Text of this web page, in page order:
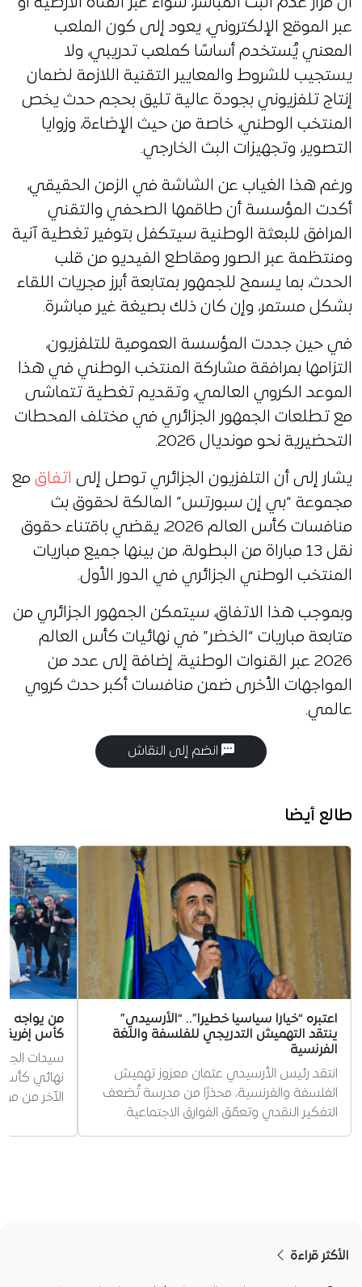
عبر الموقع الإلكتروني، يعود إلى كون الملعب
المعني يُستخدم أساسًا كملعب تدريبي، ولا
يستجيب للشروط والمعايير التقنية اللازمة لضمان
إنتاج تلفزيوني بجودة عالية تليق بحجم حدث يخص
المنتخب الوطني، خاصة من حيث الإضاءة، وزوايا
التصوير، وتجهيزات البث الخارجي.
ورغم هذا الغياب عن الشاشة في الزمن الحقيقي،
أكدت المؤسسة أن طاقمها الصحفي والتقني
المرافق للبعثة الوطنية سيتكفل بتوفير تغطية آنية
ومنتظمة عبر الصور ومقاطع الفيديو من قلب
الحدث، بما يسمح للجمهور بمتابعة أبرز مجريات اللقاء
بشكل مستمر، وإن كان ذلك بصيغة غير مباشرة.
في حين جددت المؤسسة العمومية للتلفزيون،
التزامها بمرافقة مشاركة المنتخب الوطني في هذا
الموعد الكروي العالمي، وتقديم تغطية تتماشى
مع تطلعات الجمهور الجزائري في مختلف المحطات
التحضيرية نحو مونديال 2026.
يشار إلى أن التلفزيون الجزائري توصل إلى اتفاق مع
مجموعة “بي إن سبورتس” المالكة لحقوق بث
منافسات كأس العالم 2026، يقضي باقتناء حقوق
نقل 13 مباراة من البطولة، من بينها جميع مباريات
المنتخب الوطني الجزائري في الدور الأول.
وبموجب هذا الاتفاق، سيتمكن الجمهور الجزائري من
متابعة مباريات “الخضر” في نهائيات كأس العالم
2026 عبر القنوات الوطنية، إضافة إلى عدد من
المواجهات الأخرى ضمن منافسات أكبر حدث كروي
عالمي.
انضم إلى النقاش
طالع أيضا
اعتبره “خيارا سياسيا خطيرا”.. “الأرسيدي”
ينتقد التهميش التدريجي للفلسفة واللغة
الفرنسية
انتقد رئيس الأرسيدي عثمان معزوز تهميش
الفلسفة والفرنسية، محذرًا من مدرسة تُضعف
التفكير النقدي وتعمّق الفوارق الاجتماعية.
من يواجه
كأس
سيدات
الآخر من
الأكثر قراءة